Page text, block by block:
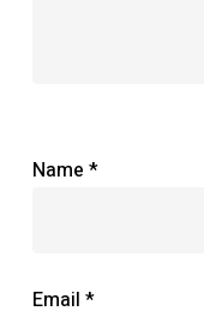
Name *
Email *